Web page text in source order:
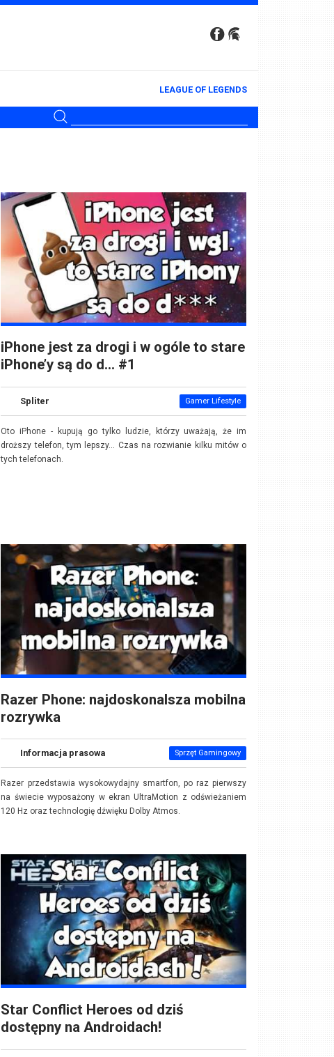
LEAGUE OF LEGENDS
iPhone jest za drogi i w ogóle to stare
iPhone’y są do d… #1
Spliter Gamer Lifestyle
Oto iPhone - kupują go tylko ludzie, którzy uważają, że im
droższy telefon, tym lepszy... Czas na rozwianie kilku mitów o
tych telefonach.
Razer Phone: najdoskonalsza mobilna
rozrywka
Informacja prasowa Sprzęt Gamingowy
Razer przedstawia wysokowydajny smartfon, po raz pierwszy
na świecie wyposażony w ekran UltraMotion z odświeżaniem
120 Hz oraz technologię dźwięku Dolby Atmos.
Star Conflict Heroes od dziś
dostępny na Androidach!